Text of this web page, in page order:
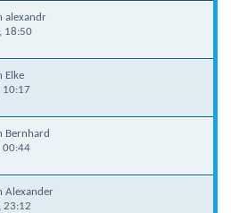
alexandr
18:50
Elke
10:17
Bernhard
00:44
Alexander
23:12